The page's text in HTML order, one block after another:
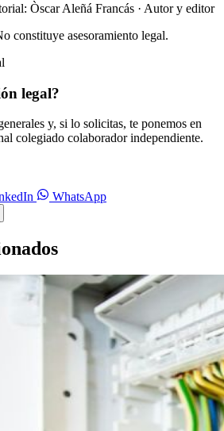
Òscar Aleñá Francás · Autor y editor
constituye asesoramiento legal.
legal?
y, si lo solicitas, te ponemos en
colegiado colaborador independiente.
WhatsApp